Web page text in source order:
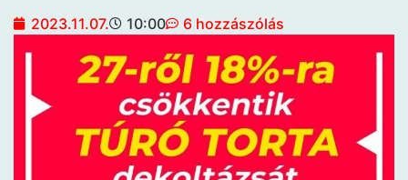
2023.11.07. 10:00 6 hozzászólás